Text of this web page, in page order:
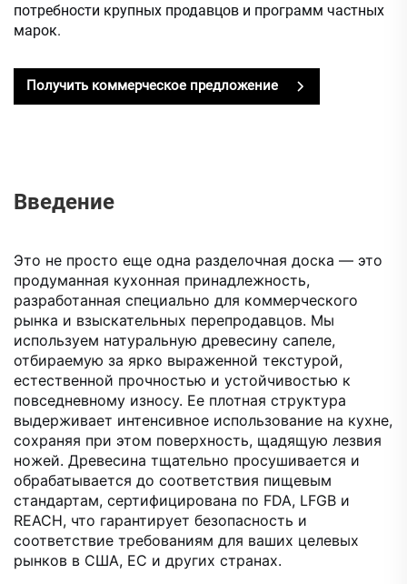
потребности крупных продавцов и программ частных
марок.
Получить коммерческое предложение
Введение
Это не просто еще одна разделочная доска — это
продуманная кухонная принадлежность,
разработанная специально для коммерческого
рынка и взыскательных перепродавцов. Мы
используем натуральную древесину сапеле,
отбираемую за ярко выраженной текстурой,
естественной прочностью и устойчивостью к
повседневному износу. Ее плотная структура
выдерживает интенсивное использование на кухне,
сохраняя при этом поверхность, щадящую лезвия
ножей. Древесина тщательно просушивается и
обрабатывается до соответствия пищевым
стандартам, сертифицирована по FDA, LFGB и
REACH, что гарантирует безопасность и
соответствие требованиям для ваших целевых
рынков в США, ЕС и других странах.